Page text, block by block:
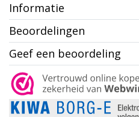
Informatie
Beoordelingen
Geef een beoordeling